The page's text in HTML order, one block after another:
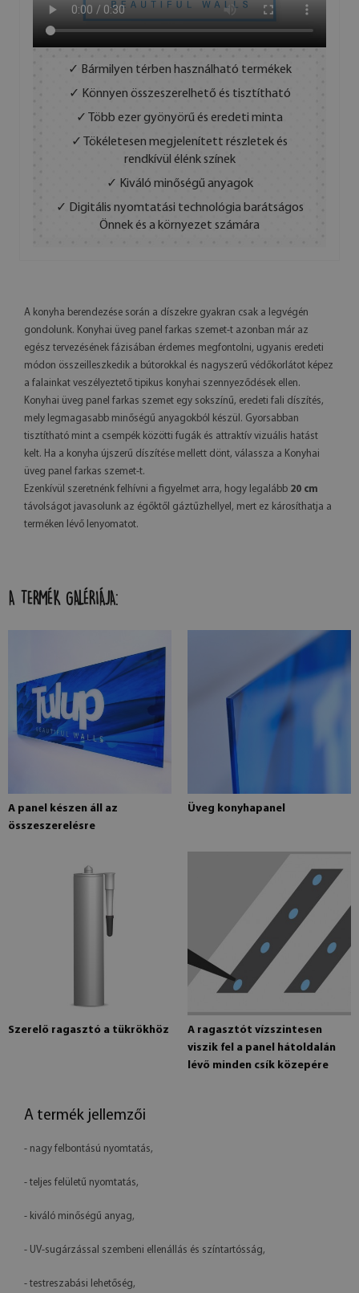
✓ Bármilyen térben használható termékek
✓ Könnyen összeszerelhető és tisztítható
✓ Több ezer gyönyörű és eredeti minta
✓ Tökéletesen megjelenített részletek és
rendkívül élénk színek
✓ Kiváló minőségű anyagok
✓ Digitális nyomtatási technológia barátságos
Önnek és a környezet számára
A konyha berendezése során a díszekre gyakran csak a legvégén
gondolunk. Konyhai üveg panel farkas szemet-t azonban már az
egész tervezésének fázisában érdemes megfontolni, ugyanis eredeti
módon összeilleszkedik a bútorokkal és nagyszerű védőkorlátot képez
a falainkat veszélyeztető tipikus konyhai szennyeződések ellen.
Konyhai üveg panel farkas szemet egy sokszínű, eredeti fali díszítés,
mely legmagasabb minőségű anyagokból készül. Gyorsabban
tisztítható mint a csempék közötti fugák és attraktív vizuális hatást
kelt. Ha a konyha újszerű díszítése mellett dönt, válassza a Konyhai
üveg panel farkas szemet-t.
Ezenkívül szeretnénk felhívni a figyelmet arra, hogy legalább 20 cm
távolságot javasolunk az égőktől gáztűzhellyel, mert ez károsíthatja a
terméken lévő lenyomatot.
A TERMÉK GALÉRIÁJA:
A panel készen áll az
összeszerelésre
Üveg konyhapanel
Szerelő ragasztó a tükrökhöz
A ragasztót vízszintesen
viszik fel a panel hátoldalán
lévő minden csík közepére
A termék jellemzői
- nagy felbontású nyomtatás,
- teljes felületű nyomtatás,
- kiváló minőségű anyag,
- UV-sugárzással szembeni ellenállás és színtartósság,
- testreszabási lehetőség,